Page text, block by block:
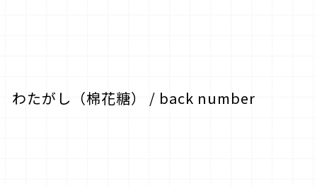
わたがし（棉花糖） / back number